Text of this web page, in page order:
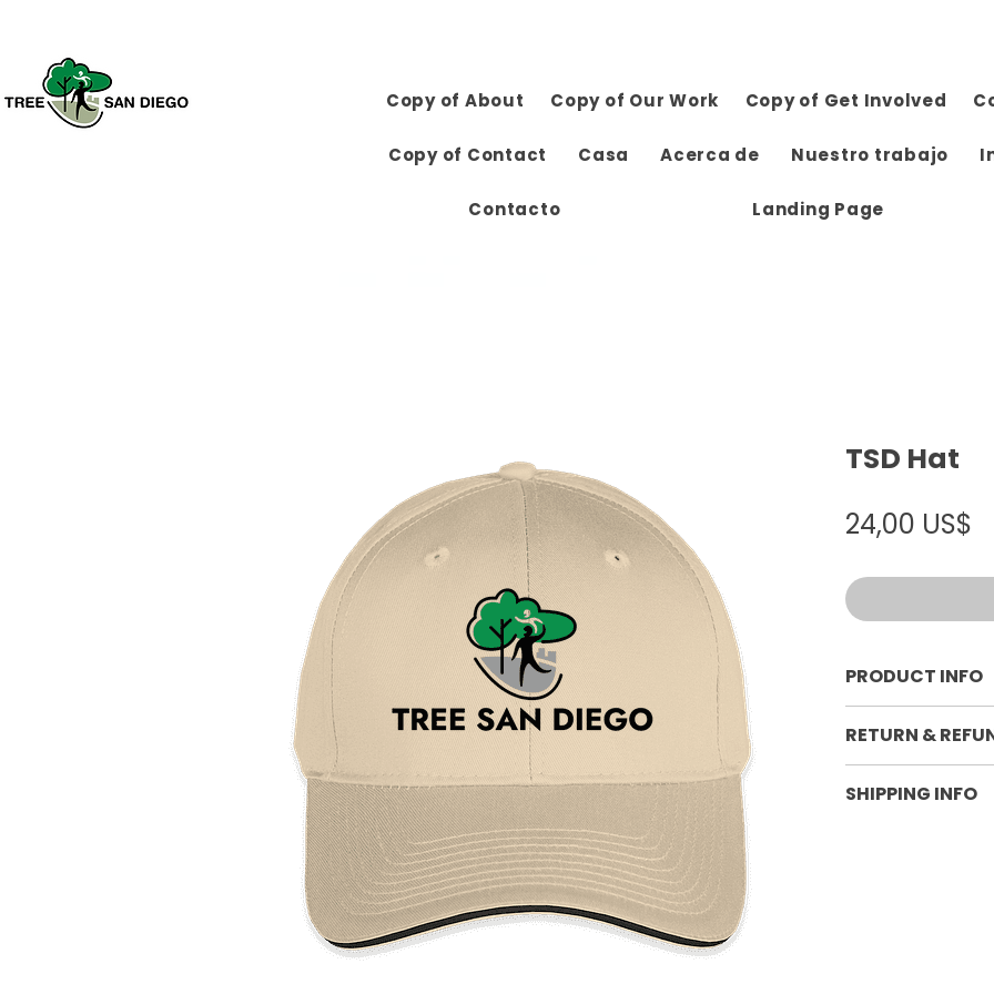
Copy of About Copy of Our Work Copy of Get Involved
Copy of Contact Casa Acerca de Nuestro trabajo
Contacto Landing Page
TSD Hat
24,00 US$
PRODUCT INFO
profile;
closure;
RETURN &
SHIPPING INFO